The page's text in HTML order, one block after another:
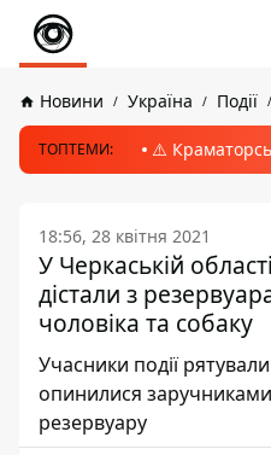
Новини Україна Події
ТОПТЕМИ: ⚠️
18:56, 28 квітня 2021
У Черкаській
дістали з
чоловіка та собаку
Учасники події
опинилися
резервуару